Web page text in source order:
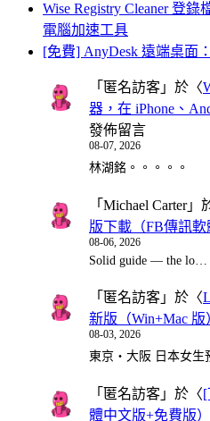
Wise Registry Cleaner 登
電腦加速工具
[免費] AnyDesk 遠端桌面
「 匿名訪客 」於〈
器，在 iPhone、
發佈留言
08-07, 2026
林湖銘。。。。。
「 Michael Carter」
版下載（FB傳訊軟
08-06, 2026
Solid guide — the lo…
「 匿名訪客 」於〈
新版（Win+Mac 版
08-03, 2026
東京・大阪 日本女
「 匿名訪客 」於〈[
體中文版+免費版）